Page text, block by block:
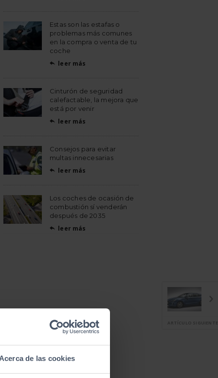
Acerca de las cookies
Estas son las estafas o
problemas más comunes
en la compra o venta de tu
coche
 leer más
Cinturón de seguridad
calefactable, la mejora que
está por venir
 leer más
Consejos para evitar
multas innecesarias
 leer más
Los coches de ocasión de
combustión sí venderán
después de 2035
 leer más